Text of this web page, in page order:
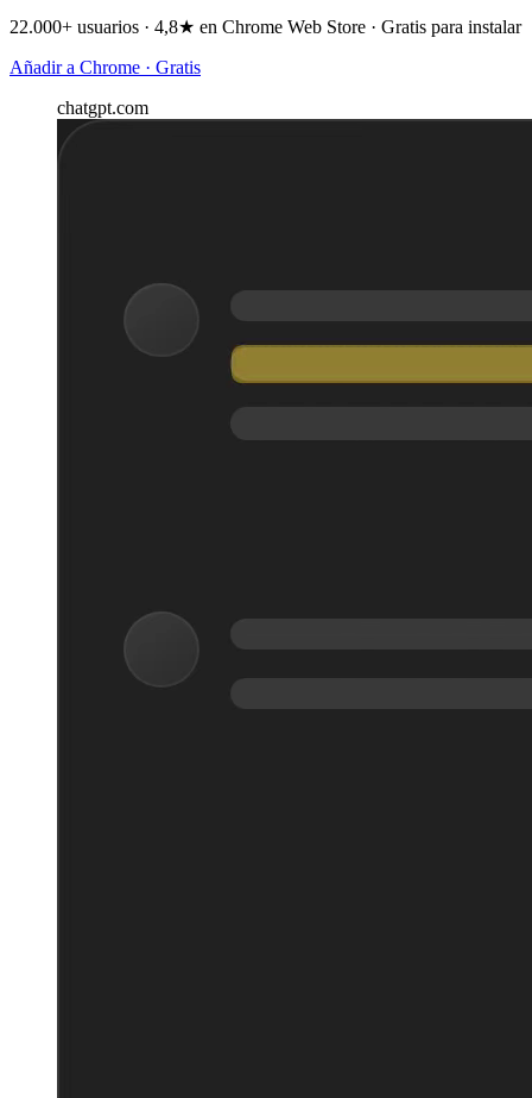
22.000+ usuarios · 4,8★ en Chrome Web Store · Gratis para instalar
Añadir a Chrome · Gratis
chatgpt.com